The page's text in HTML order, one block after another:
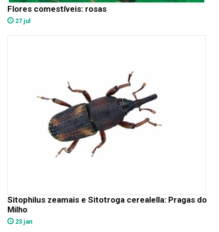
Flores comestíveis: rosas
27 jul
Sitophilus zeamais e Sitotroga cerealella: Pragas do
Milho
23 jan